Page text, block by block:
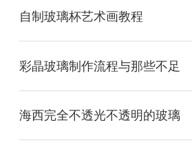
自制玻璃杯艺术画教程
彩晶玻璃制作流程与那些不足
海西完全不透光不透明的玻璃